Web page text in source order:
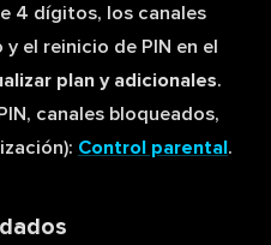
4 dígitos, los canales
el reinicio de PIN en el
plan y adicionales.
canales bloqueados,
Control parental.